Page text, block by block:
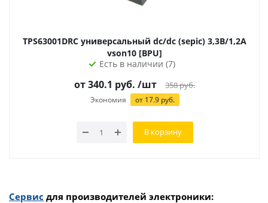
TPS63001DRC универсальный dc/dc (sepic) 3,3В/1,2А
vson10 [BPU]
Есть в наличии (7)
от 340.1 руб. /шт 358руб.
Экономия от 17.9 руб.
В корзину
Сервис для производителей электроники: